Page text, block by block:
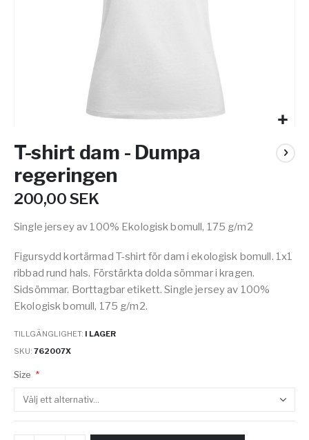
till
början
av
bildgalleriet
T-shirt dam - Dumpa
regeringen
200,00 SEK
Single jersey av 100% Ekologisk bomull, 175 g/m2
Figursydd kortärmad T-shirt för dam i ekologisk bomull. 1x1
ribbad rund hals. Förstärkta dolda sömmar i kragen.
Sidsömmar. Borttagbar etikett. Single jersey av 100%
Ekologisk bomull, 175 g/m2.
TILLGÄNGLIGHET: I LAGER
SKU 762007X
Size